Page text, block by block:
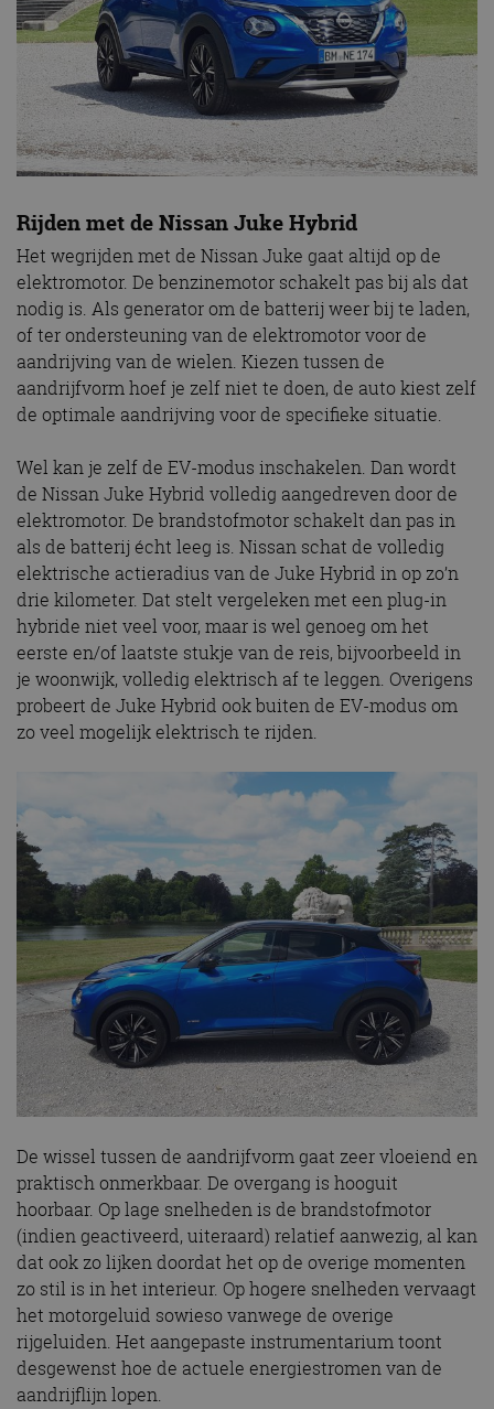
Rijden met de Nissan Juke Hybrid
Het wegrijden met de Nissan Juke gaat altijd op de
elektromotor. De benzinemotor schakelt pas bij als dat
nodig is. Als generator om de batterij weer bij te laden,
of ter ondersteuning van de elektromotor voor de
aandrijving van de wielen. Kiezen tussen de
aandrijfvorm hoef je zelf niet te doen, de auto kiest zelf
de optimale aandrijving voor de specifieke situatie.
Wel kan je zelf de EV-modus inschakelen. Dan wordt
de Nissan Juke Hybrid volledig aangedreven door de
elektromotor. De brandstofmotor schakelt dan pas in
als de batterij écht leeg is. Nissan schat de volledig
elektrische actieradius van de Juke Hybrid in op zo’n
drie kilometer. Dat stelt vergeleken met een plug-in
hybride niet veel voor, maar is wel genoeg om het
eerste en/of laatste stukje van de reis, bijvoorbeeld in
je woonwijk, volledig elektrisch af te leggen. Overigens
probeert de Juke Hybrid ook buiten de EV-modus om
zo veel mogelijk elektrisch te rijden.
De wissel tussen de aandrijfvorm gaat zeer vloeiend en
praktisch onmerkbaar. De overgang is hooguit
hoorbaar. Op lage snelheden is de brandstofmotor
(indien geactiveerd, uiteraard) relatief aanwezig, al kan
dat ook zo lijken doordat het op de overige momenten
zo stil is in het interieur. Op hogere snelheden vervaagt
het motorgeluid sowieso vanwege de overige
rijgeluiden. Het aangepaste instrumentarium toont
desgewenst hoe de actuele energiestromen van de
aandrijflijn lopen.